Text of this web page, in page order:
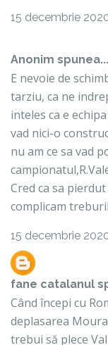
15 decembrie
Anonim spunea...
E nevoie de
tarziu, ca ne
inteles ca e
vad nici-o
nu am ce sa vad
Cred ca sa
complicam
15 decembrie
fane catalanul
Când începi cu
deplasarea
trebui să plece